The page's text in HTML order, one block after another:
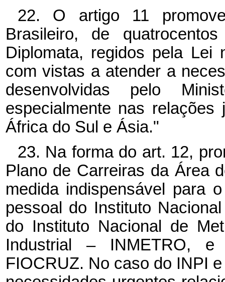
22. O artigo 11
Brasileiro, de
Diplomata, regidos pela
com vistas a atender a
desenvolvidas pelo
especialmente nas
África do Sul e Ásia."
23. Na forma do art. 12,
Plano de Carreiras da Área
medida indispensável para
pessoal do Instituto
do Instituto Nacional de
Industrial – INMETRO,
FIOCRUZ. No caso do INPI